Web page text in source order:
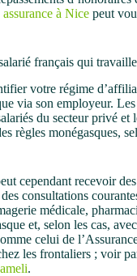
à Nice peut
français qui
votre régime
via son employeur.
du secteur privé
règles monégasques,
cependant recevoir
consultations
médicale,
et, selon les cas,
celui de
les frontaliers ; voir
.